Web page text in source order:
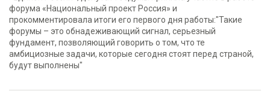
форума «Национальный проект Россия» и
прокомментировала итоги его первого дня работы:"Такие
форумы – это обнадеживающий сигнал, серьезный
фундамент, позволяющий говорить о том, что те
амбициозные задачи, которые сегодня стоят перед страной,
будут выполнены"